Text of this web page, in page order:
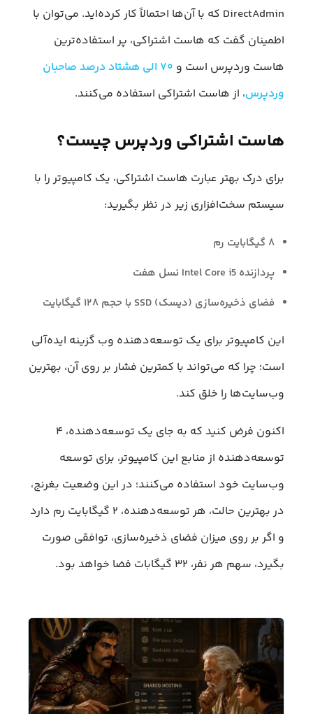
DirectAdmin که با آن‌ها احتمالاً کار کرده‌اید. می‌توان با
اطمینان گفت که هاست اشتراکی، پر استفاده‌ترین
هاست وردپرس است و
۷۰ الی هشتاد درصد صاحبان
وردپرس، از هاست اشتراکی استفاده می‌کنند.
هاست اشتراکی وردپرس چیست؟
برای درک بهتر عبارت هاست اشتراکی، یک کامپیوتر را با
سیستم سخت‌افزاری زیر در نظر بگیرید:
۸ گیگابایت رم
پردازنده Intel Core i5 نسل هفت
فضای ذخیره‌سازی (دیسک) SSD با حجم ۱۲۸ گیگابایت
این کامپیوتر برای یک توسعه‌دهنده وب گزینه ایده‌آلی
است؛ چرا که می‌تواند با کمترین فشار بر روی آن، بهترین
وب‌سایت‌ها را خلق کند.
اکنون فرض کنید که به جای یک توسعه‌دهنده، ۴
توسعه‌دهنده از منابع این کامپیوتر، برای توسعه
وب‌سایت خود استفاده می‌کنند؛ در این وضعیت بغرنج،
در بهترین حالت، هر توسعه‌دهنده، ۲ گیگابایت رم دارد
و اگر بر روی میزان فضای ذخیره‌سازی، توافقی صورت
بگیرد، سهم هر نفر، ۳۲ گیگابات فضا خواهد بود.